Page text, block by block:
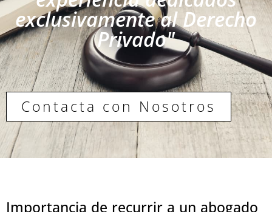
exclusivamente al Derecho
Privado"
Contacta con Nosotros
Importancia de recurrir a un abogado